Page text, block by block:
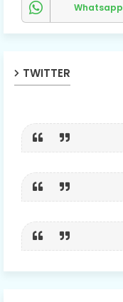
Whatsapp
TWITTER